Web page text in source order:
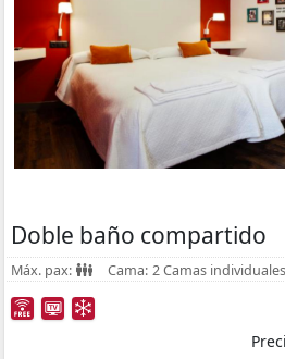
Doble baño compartido
Máx. pax: Cama: 2 Camas individuales